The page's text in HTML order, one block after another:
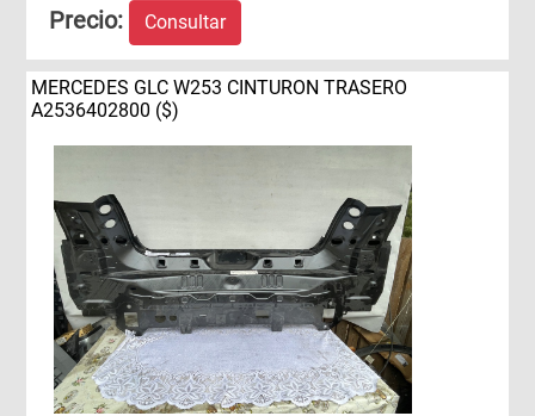
Precio: Consultar
MERCEDES GLC W253 CINTURON TRASERO
A2536402800 ($)